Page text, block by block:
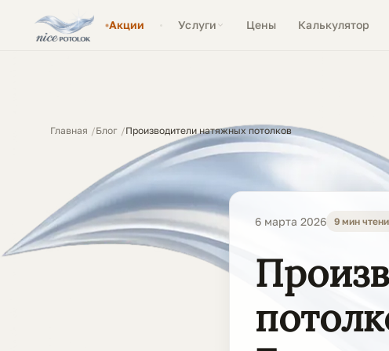
Акции Услуги Цены Калькулятор
Главная Блог Производители натяжных потолков
6 марта 2026 9 мин